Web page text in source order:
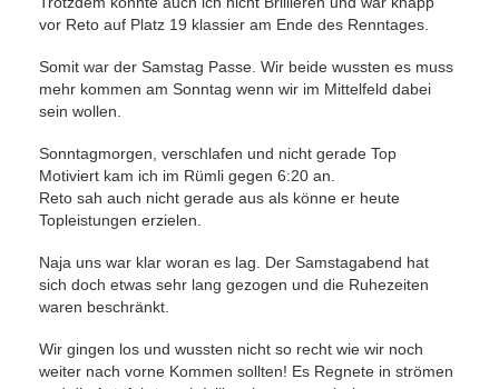
vor Reto auf Platz 19 klassier am Ende des Renntages.
Somit war der Samstag Passe. Wir beide wussten es muss
mehr kommen am Sonntag wenn wir im Mittelfeld dabei
sein wollen.
Sonntagmorgen, verschlafen und nicht gerade Top
Motiviert kam ich im Rümli gegen 6:20 an.
Reto sah auch nicht gerade aus als könne er heute
Topleistungen erzielen.
Naja uns war klar woran es lag. Der Samstagabend hat
sich doch etwas sehr lang gezogen und die Ruhezeiten
waren beschränkt.
Wir gingen los und wussten nicht so recht wie wir noch
weiter nach vorne Kommen sollten! Es Regnete in strömen